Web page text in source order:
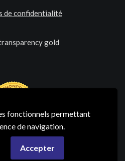
fonctionnels permettant
de navigation.
Accepter
de confidentialité